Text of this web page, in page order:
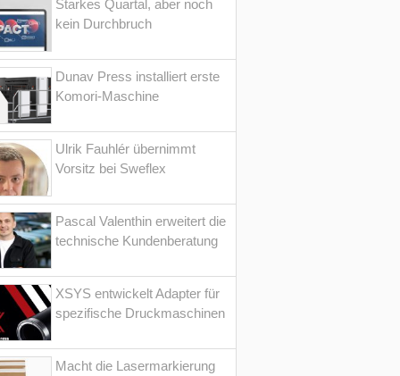
Starkes Quartal, aber noch
kein Durchbruch
Dunav Press installiert erste
Komori-Maschine
Ulrik Fauhlér übernimmt
Vorsitz bei Sweflex
Pascal Valenthin erweitert die
technische Kundenberatung
XSYS entwickelt Adapter für
spezifische Druckmaschinen
Macht die Lasermarkierung